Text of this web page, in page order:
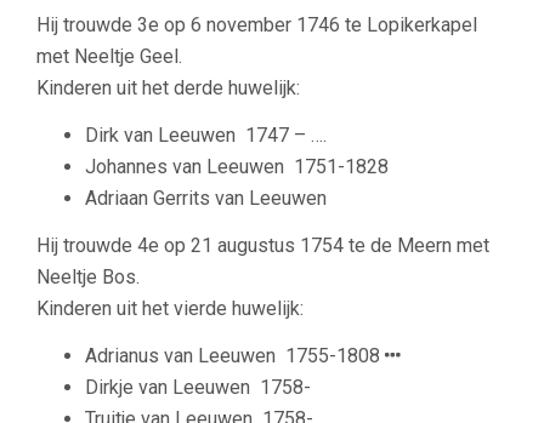
Hij trouwde 3e op 6 november 1746 te Lopikerkapel
met Neeltje Geel.
Kinderen uit het derde huwelijk:
Dirk van Leeuwen 1747 – ….
Johannes van Leeuwen 1751-1828
Adriaan Gerrits van Leeuwen
Hij trouwde 4e op 21 augustus 1754 te de Meern met
Neeltje Bos.
Kinderen uit het vierde huwelijk:
Adrianus van Leeuwen 1755-1808
Dirkje van Leeuwen 1758-